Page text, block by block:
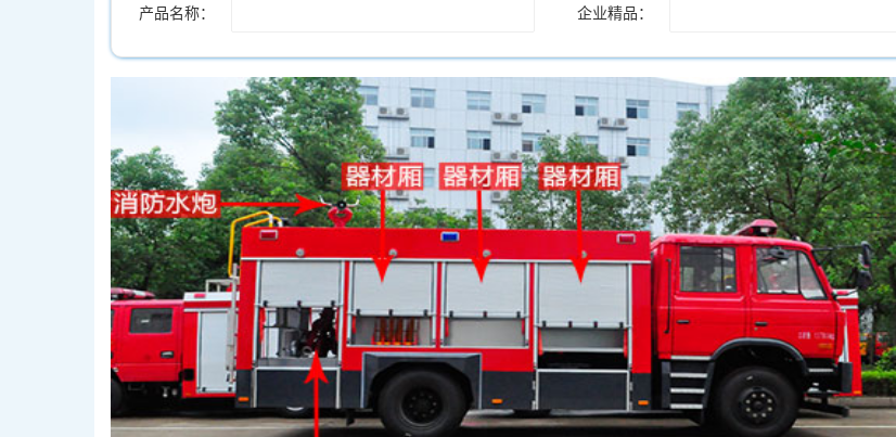
产品名称： 企业精品：